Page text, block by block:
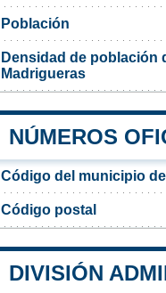
Población
Densidad de población
Madrigueras
NÚMEROS
Código del municipio
Código postal
DIVISIÓN